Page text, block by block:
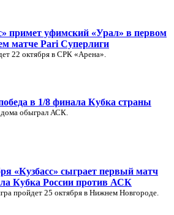
примет уфимский «Урал» в первом
матче Pari Суперлиги
22 октября в СРК «Арена».
в 1/8 финала Кубка страны
дома обыграл АСК.
«Кузбасс» сыграет первый матч
Кубка России против АСК
пройдет 25 октября в Нижнем Новгороде.